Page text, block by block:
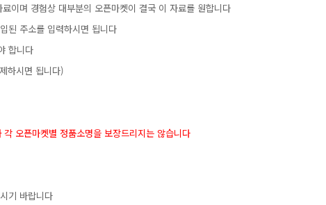
이며경험상대부분의오픈마켓이결국이자료를원합니다
된주소를입력하시면됩니다
합니다
하시면됩니다)
오픈마켓별정품소명을보장드리지는않습니다
기바랍니다